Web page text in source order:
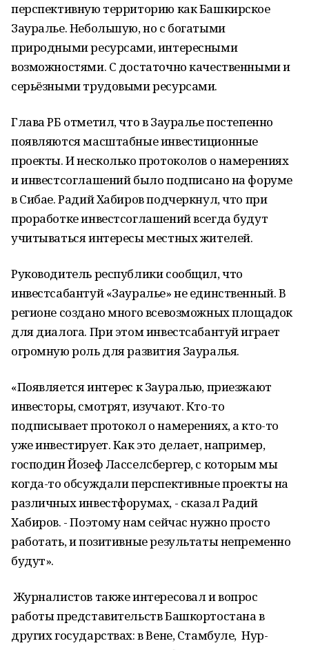
перспективную территорию как Башкирское
Зауралье. Небольшую, но с богатыми
природными ресурсами, интересными
возможностями. С достаточно качественными и
серьёзными трудовыми ресурсами.
Глава РБ отметил, что в Зауралье постепенно
появляются масштабные инвестиционные
проекты. И несколько протоколов о намерениях
и инвестсоглашений было подписано на форуме
в Сибае. Радий Хабиров подчеркнул, что при
проработке инвестсоглашений всегда будут
учитываться интересы местных жителей.
Руководитель республики сообщил, что
инвестсабантуй «Зауралье» не единственный. В
регионе создано много всевозможных площадок
для диалога. При этом инвестсабантуй играет
огромную роль для развития Зауралья.
«Появляется интерес к Зауралью, приезжают
инвесторы, смотрят, изучают. Кто-то
подписывает протокол о намерениях, а кто-то
уже инвестирует. Как это делает, например,
господин Йозеф Ласселсбергер, с которым мы
когда-то обсуждали перспективные проекты на
различных инвестфорумах, - сказал Радий
Хабиров. - Поэтому нам сейчас нужно просто
работать, и позитивные результаты непременно
будут».
Журналистов также интересовал и вопрос
работы представительств Башкортостана в
других государствах: в Вене, Стамбуле, Нур-